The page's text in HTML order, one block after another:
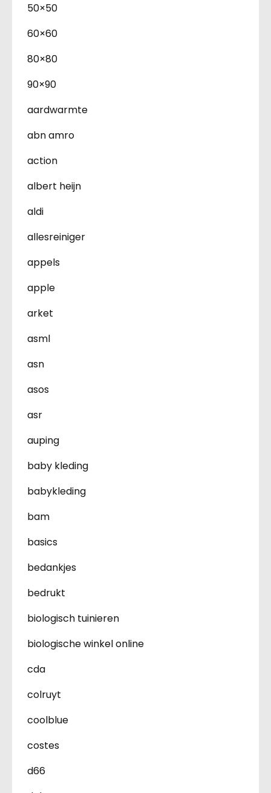
50×50
60×60
80×80
90×90
aardwarmte
abn amro
action
albert heijn
aldi
allesreiniger
appels
apple
arket
asml
asn
asos
asr
auping
baby kleding
babykleding
bam
basics
bedankjes
bedrukt
biologisch tuinieren
biologische winkel online
cda
colruyt
coolblue
costes
d66